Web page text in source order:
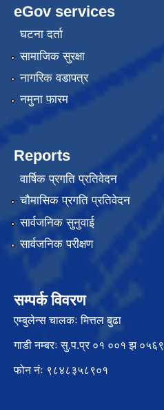
eGov services
घटना दर्ता
सामाजिक सुरक्षा
नागरिक वडापत्र
नमुना फारम
Reports
वार्षिक प्रगति प्रतिवेदन
चौमासिक प्रगति प्रतिवेदन
सार्वजनिक सुनुवाई
सार्वजनिक परीक्षण
सम्पर्क विवरण
एम्बुलेन्स चालकः मित्तल बुढा
गाडी नम्बरः सु.प.प्र ०१ ००१ झ ०५६९
फोन नंः ९८४८३५८९०१